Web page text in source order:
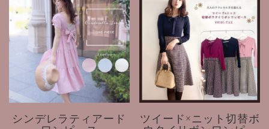
シンデレラティアード ツイード×ニット切替ボ